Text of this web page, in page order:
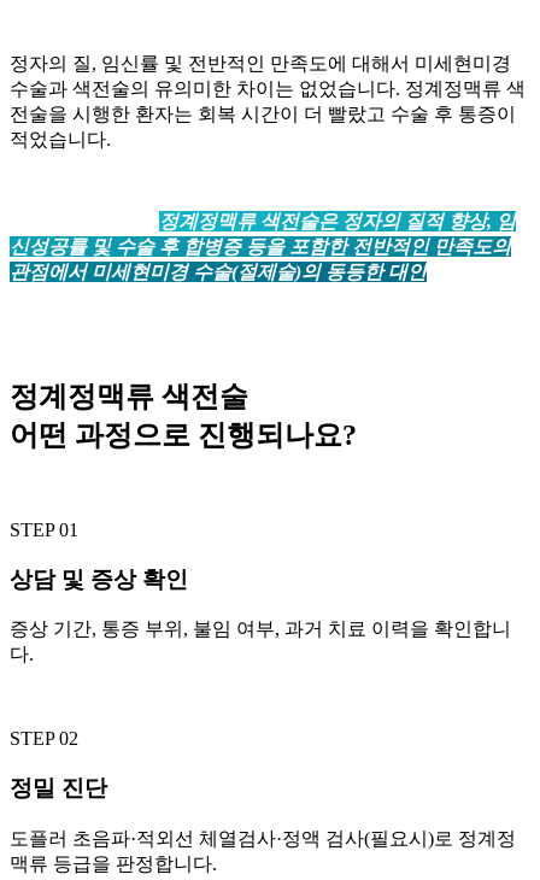
정자의 질, 임신률 및 전반적인 만족도에 대해서 미세현미경
수술과 색전술의 유의미한 차이는 없었습니다. 정계정맥류 색
전술을 시행한 환자는 회복 시간이 더 빨랐고 수술 후 통증이
적었습니다.
정계정맥류 색전술은 정자의 질적 향상, 임
신성공률 및 수술 후 합병증 등을 포함한 전반적인 만족도의
관점에서 미세현미경 수술(절제술)의 동등한 대안
정계정맥류 색전술
어떤 과정으로 진행되나요?
STEP 01
상담 및 증상 확인
증상 기간, 통증 부위, 불임 여부, 과거 치료 이력을 확인합니
다.
STEP 02
정밀 진단
도플러 초음파·적외선 체열검사·정액 검사(필요시)로 정계정
맥류 등급을 판정합니다.